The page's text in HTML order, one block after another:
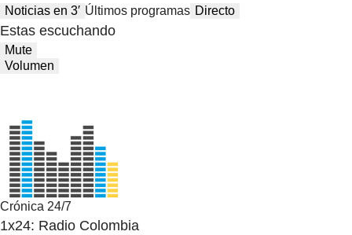
Noticias en 3′ Últimos programas Directo
Estas escuchando
Mute
Volumen
Crónica 24/7
1x24: Radio Colombia